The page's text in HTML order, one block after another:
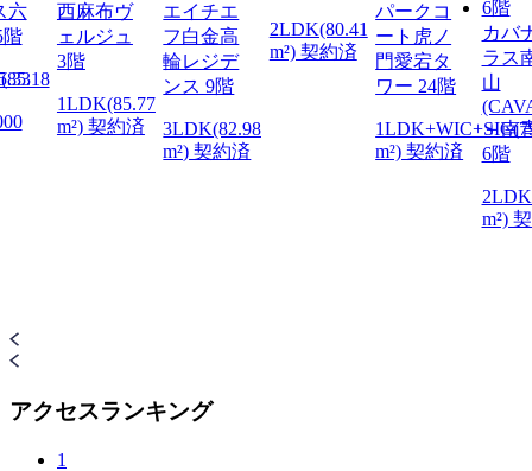
六
階
西麻布ヴ
ェルジュ
3階
1LDK(85.77
m²) 契約済
エイチエ
フ白金高
輪レジデ
ンス 9階
3LDK(82.98
m²) 契約済
2LDK(80.41
m²) 契約済
パークコ
ート虎ノ
門愛宕タ
ワー 24階
m²) 契約済
カバ
ラス
山
＋南
6階
m²)
アクセスランキング
1